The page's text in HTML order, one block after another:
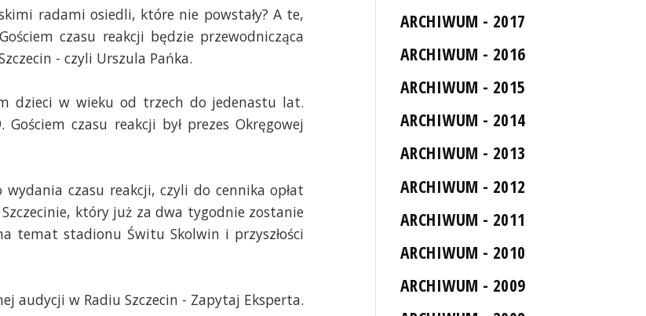
radami osiedli, które nie powstały? A te,
czasu reakcji będzie przewodnicząca
- czyli Urszula Pańka.
dzieci w wieku od trzech do jedenastu lat.
czasu reakcji był prezes Okręgowej
czasu reakcji, czyli do cennika opłat
który już za dwa tygodnie zostanie
temat stadionu Świtu Skolwin i przyszłości
audycji w Radiu Szczecin - Zapytaj Eksperta.
ARCHIWUM - 2017
ARCHIWUM - 2016
ARCHIWUM - 2015
ARCHIWUM - 2014
ARCHIWUM - 2013
ARCHIWUM - 2012
ARCHIWUM - 2011
ARCHIWUM - 2010
ARCHIWUM - 2009